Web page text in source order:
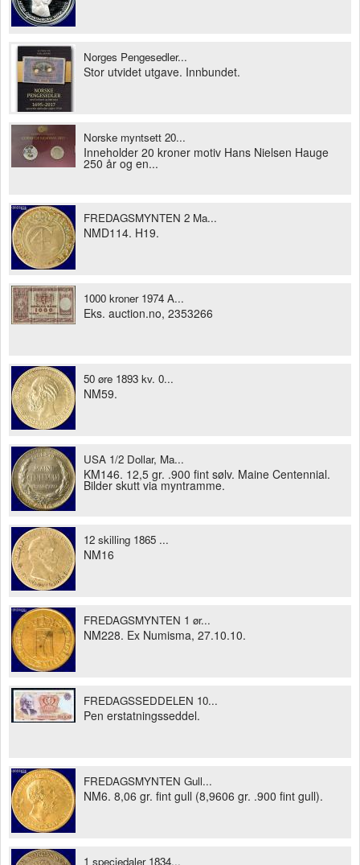
Norges Pengesedler...
Stor utvidet utgave. Innbundet.
Norske myntsett 20...
Inneholder 20 kroner motiv Hans Nielsen Hauge
250 år og en...
FREDAGSMYNTEN 2 Ma...
NMD114. H19.
1000 kroner 1974 A...
Eks. auction.no, 2353266
50 øre 1893 kv. 0...
NM59.
USA 1/2 Dollar, Ma...
KM146. 12,5 gr. .900 fint sølv. Maine Centennial.
Bilder skutt via myntramme.
12 skilling 1865 ...
NM16
FREDAGSMYNTEN 1 ør...
NM228. Ex Numisma, 27.10.10.
FREDAGSSEDDELEN 10...
Pen erstatningsseddel.
FREDAGSMYNTEN Gull...
NM6. 8,06 gr. fint gull (8,9606 gr. .900 fint gull).
1 speciedaler 1834...